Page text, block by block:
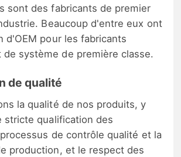
sont des fabricants de premier
Beaucoup d'entre eux ont
d'OEM pour les fabricants
de système de première classe.
de qualité
la qualité de nos produits, y
stricte qualification des
de contrôle qualité et la
production, et le respect des